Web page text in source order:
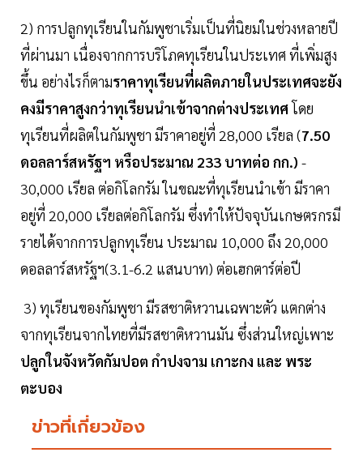
2) การปลูกทุเรียนในกัมพูชาเริ่มเป็นที่นิยมในช่วงหลายปี
ที่ผ่านมา เนื่องจากการบริโภคทุเรียนในประเทศ ที่เพิ่มสูง
ขึ้น อย่างไรก็ตามราคาทุเรียนที่ผลิตภายในประเทศจะยัง
คงมีราคาสูงกว่าทุเรียนนำเข้าจากต่างประเทศโดย
ทุเรียนที่ผลิตในกัมพูชา มีราคาอยู่ที่ 28,000 เรียล (7.50
ดอลลาร์สหรัฐฯ หรือประมาณ 233 บาทต่อ กก.) -
30,000 เรียล ต่อกิโลกรัม ในขณะที่ทุเรียนนำเข้า มีราคา
อยู่ที่ 20,000 เรียลต่อกิโลกรัม ซึ่งทำให้ปัจจุบันเกษตรกรมี
รายได้จากการปลูกทุเรียน ประมาณ 10,000 ถึง 20,000
ดอลลาร์สหรัฐฯ(3.1-6.2 แสนบาท) ต่อเฮกตาร์ต่อปี
3) ทุเรียนของกัมพูชา มีรสชาติหวานเฉพาะตัว แตกต่าง
จากทุเรียนจากไทยที่มีรสชาติหวานมัน ซึ่งส่วนใหญ่เพาะ
ปลูกในจังหวัดกัมปอต กำปงจาม เกาะกง และ พระ
ตะบอง
ข่าวที่เกี่ยวข้อง